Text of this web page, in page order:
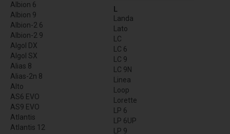
Albion 6
Albion 9
Albion-2 6
Albion-2 9
Algol DX
Algol SX
Alias 8
Alias-2n 8
Alto
AS6 EVO
AS9 EVO
Atlantis
Atlantis 12
L
Landa
Lato
LC
LC 6
LC 9
LC 9N
Linea
Loop
Lorette
LP 6
LP 6UP
LP 9